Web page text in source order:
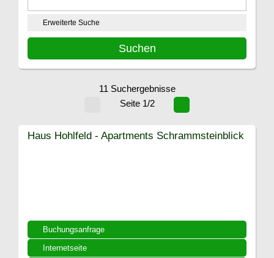
Erweiterte Suche
11 Suchergebnisse
Seite 1/2
Buchungsanfrage
Internetseite
Haus Hohlfeld - Apartments Schrammsteinblick